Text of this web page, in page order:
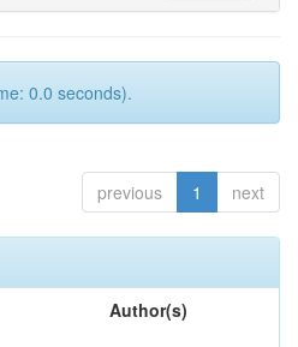
0.0 seconds).
previous 1 next
Author(s)